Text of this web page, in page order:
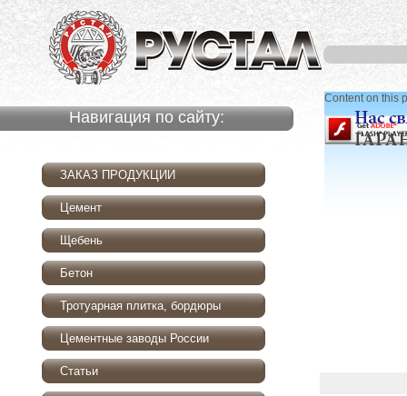
Навигация по сайту:
ЗАКАЗ ПРОДУКЦИИ
Цемент
Щебень
Бетон
Тротуарная плитка, бордюры
Цементные заводы России
Статьи
Content on this